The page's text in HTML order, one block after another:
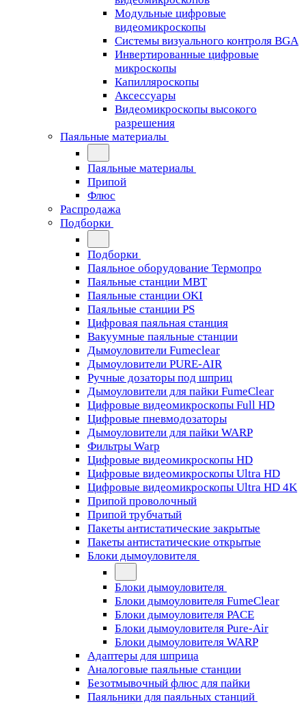
Модульные цифровые
видеомикроскопы
Cистемы визуального контроля BGA
Инвертированные цифровые
микроскопы
Капилляроскопы
Аксессуары
Видеомикроскопы высокого
разрешения
Паяльные материалы
Паяльные материалы
Припой
Флюс
Распродажа
Подборки
Подборки
Паяльное оборудование Термопро
Паяльные станции MBT
Паяльные станции OKI
Паяльные станции PS
Цифровая паяльная станция
Вакуумные паяльные станции
Дымоуловители Fumeclear
Дымоуловители PURE-AIR
Ручные дозаторы под шприц
Дымоуловители для пайки FumeClear
Цифровые видеомикроскопы Full HD
Цифровые пневмодозаторы
Дымоуловители для пайки WARP
Фильтры Warp
Цифровые видеомикроскопы HD
Цифровые видеомикроскопы Ultra HD
Цифровые видеомикроскопы Ultra HD 4K
Припой проволочный
Припой трубчатый
Пакеты антистатические закрытые
Пакеты антистатические открытые
Блоки дымоуловителя
Блоки дымоуловителя
Блоки дымоуловителя FumeClear
Блоки дымоуловителя PACE
Блоки дымоуловителя Pure-Air
Блоки дымоуловителя WARP
Адаптеры для шприца
Аналоговые паяльные станции
Безотмывочный флюс для пайки
Паяльники для паяльных станций